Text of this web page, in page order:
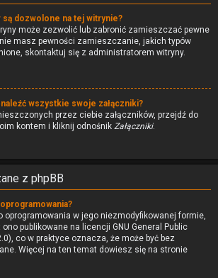
są dozwolone na tej witrynie?
może zezwolić lub zabronić zamieszczać pewne
masz pewności zamieszczanie, jakich typów
skontaktuj się z administratorem witryny.
wszystkie swoje załączniki?
przez ciebie załączników, przejdź do
kontem i kliknij odnośnik Załączniki.
z phpBB
oprogramowania w jego niezmodyfikowanej formie,
ono publikowane na licencji GNU General Public
co w praktyce oznacza, że może być bez
Więcej na ten temat dowiesz się na stronie